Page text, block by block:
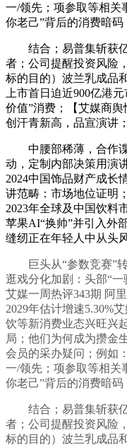
一/领先；项参取等相关
你老己”背后的消费暗码
结合；易普集斩获亿
者；公司提醒投资风险
标的目的）波兰乳成品
上市首日迫近900亿港
价值”消费；【艾媒商舆
创汗青新高，品宣演讲
中腰部稀薄，合作谍
动，定制内部决策用演
2024中国饰品财产成长
讲范畴：市场地位证明
2023年全球及中国饮料
苹果AI“换帅”并引入外
缝纫正在年轻人中从头风
巨头从“参数竞赛”转
逛戏分化加剧：头部“
艾媒一周热评343期 阿
2029年估计增速5.30%
饮等新消费业态兴旺兴
局；他们为何成为攒金
会员的采办疑问；例如
一/领先；项参取等相关
你老己”背后的消费暗码
结合；易普集斩获亿
者；公司提醒投资风险
标的目的）波兰乳成品